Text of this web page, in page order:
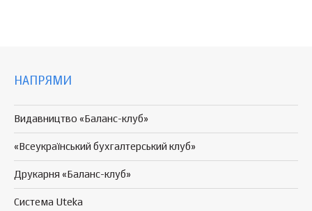
НАПРЯМИ
Видавництво «Баланс-клуб»
«Всеукраїнський бухгалтерський клуб»
Друкарня «Баланс-клуб»
Система Uteka